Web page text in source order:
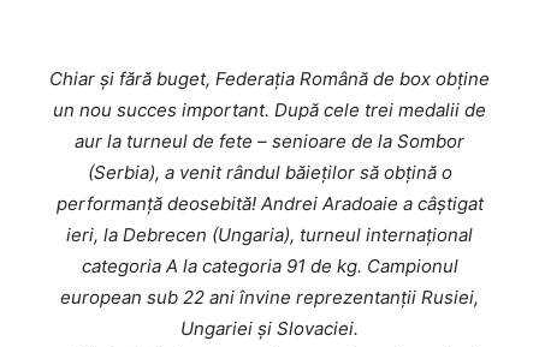
Chiar și fără buget, Federația Română de box obține
un nou succes important. După cele trei medalii de
aur la turneul de fete – senioare de la Sombor
(Serbia), a venit rândul băieților să obțină o
performanță deosebită! Andrei Aradoaie a câștigat
ieri, la Debrecen (Ungaria), turneul internațional
categoria A la categoria 91 de kg. Campionul
european sub 22 ani învine reprezentanții Rusiei,
Ungariei și Slovaciei.